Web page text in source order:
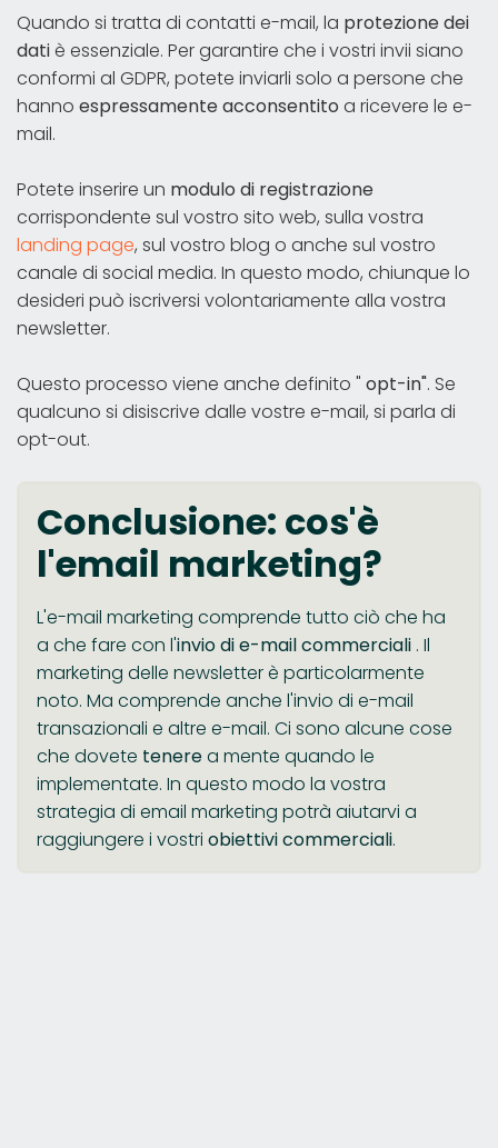
Quando si tratta di contatti e-mail, la protezione dei
datiè essenziale. Per garantire che i vostri invii siano
conformi al GDPR, potete inviarli solo a persone che
hanno espressamente acconsentito a ricevere le e-
mail.
Potete inserire un modulo di registrazione
corrispondente sul vostro sito web, sulla vostra
landing page, sul vostro blog o anche sul vostro
canale di social media. In questo modo, chiunque lo
desideri può iscriversi volontariamente alla vostra
newsletter.
Questo processo viene anche definito " opt-in". Se
qualcuno si disiscrive dalle vostre e-mail, si parla di
opt-out.
Conclusione: cos'è
l'email marketing?
L'e-mail marketing comprende tutto ciò che ha
a che fare con l'invio di e-mail commerciali . Il
marketing delle newsletter è particolarmente
noto. Ma comprende anche l'invio di e-mail
transazionali e altre e-mail. Ci sono alcune cose
che dovete tenerea mente quando le
implementate. In questo modo la vostra
strategia di email marketing potrà aiutarvi a
raggiungere i vostri obiettivi commerciali.